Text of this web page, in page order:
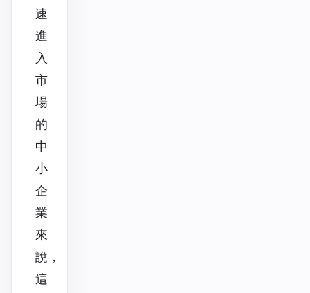
速
進
入
市
場
的
中
小
企
業
來
說，
這